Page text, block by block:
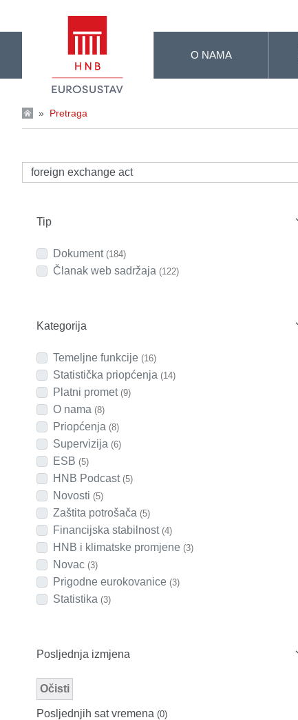
O NAMA
» Pretraga
Tip
Dokument (184)
Članak web sadržaja (122)
Kategorija
Temeljne funkcije (16)
Statistička priopćenja (14)
Platni promet (9)
O nama (8)
Priopćenja (8)
Supervizija (6)
ESB (5)
HNB Podcast (5)
Novosti (5)
Zaštita potrošača (5)
Financijska stabilnost (4)
HNB i klimatske promjene (3)
Novac (3)
Prigodne eurokovanice (3)
Statistika (3)
Posljednja izmjena
Očisti
Posljednjih sat vremena (0)